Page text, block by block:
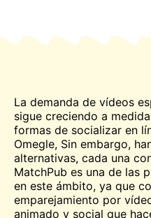
La demanda de vídeos
sigue creciendo a
formas de socializar en
Omegle, Sin embargo,
alternativas, cada una
MatchPub es una de las
en este ámbito, ya que
emparejamiento por
animado y social que